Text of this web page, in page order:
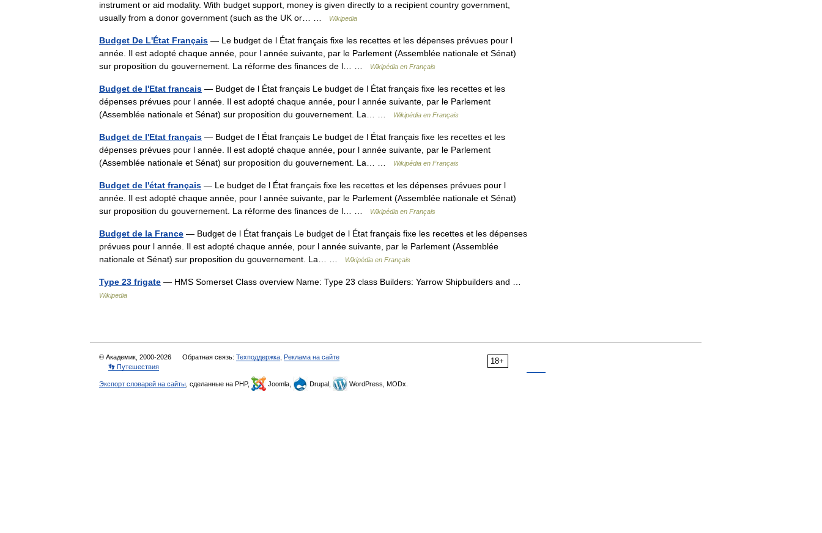
instrument or aid modality. With budget support, money is given directly to a recipient country government,
usually from a donor government (such as the UK or… …
Wikipedia
Budget De L'État Français — Le budget de l État français fixe les recettes et les dépenses prévues pour l
année. Il est adopté chaque année, pour l année suivante, par le Parlement (Assemblée nationale et Sénat)
sur proposition du gouvernement. La réforme des finances de l… …
Wikipédia en Français
Budget de l'Etat francais — Budget de l État français Le budget de l État français fixe les recettes et les
dépenses prévues pour l année. Il est adopté chaque année, pour l année suivante, par le Parlement
(Assemblée nationale et Sénat) sur proposition du gouvernement. La… …
Wikipédia en Français
Budget de l'Etat français — Budget de l État français Le budget de l État français fixe les recettes et les
dépenses prévues pour l année. Il est adopté chaque année, pour l année suivante, par le Parlement
(Assemblée nationale et Sénat) sur proposition du gouvernement. La… …
Wikipédia en Français
Budget de l'état français — Le budget de l État français fixe les recettes et les dépenses prévues pour l
année. Il est adopté chaque année, pour l année suivante, par le Parlement (Assemblée nationale et Sénat)
sur proposition du gouvernement. La réforme des finances de l… …
Wikipédia en Français
Budget de la France — Budget de l État français Le budget de l État français fixe les recettes et les dépenses
prévues pour l année. Il est adopté chaque année, pour l année suivante, par le Parlement (Assemblée
nationale et Sénat) sur proposition du gouvernement. La… …
Wikipédia en Français
Type 23 frigate — HMS Somerset Class overview Name: Type 23 class Builders: Yarrow Shipbuilders and …
Wikipedia
18+
© Академик, 2000-2026 Обратная связь: Техподдержка Реклама на сайте
👣 Путешествия
Экспорт словарей на сайты , сделанные на PHP, Joomla, Drupal, WordPress, MODx.